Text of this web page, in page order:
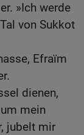
»Ich werde
von Sukkot
Efraïm
dienen,
mein
jubelt mir